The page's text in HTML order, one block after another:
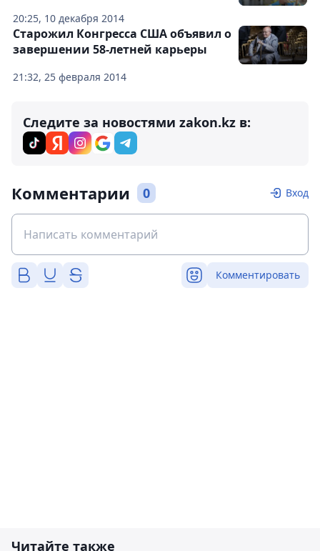
20:25, 10 декабря 2014
21:32, 25 февраля 2014
Старожил Конгресса США объявил о
завершении 58-летней карьеры
Следите за новостями zakon.kz в:
Комментарии 0 Вход
Комментировать
Читайте также